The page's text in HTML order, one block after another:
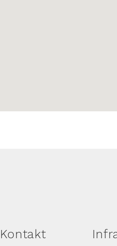
Kontakt